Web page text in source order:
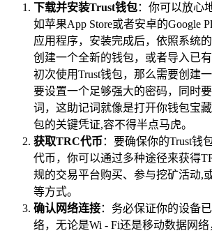
下载并安装Trust钱包：你可以放心
如苹果App Store或者安卓的Google
应用程序，安装完成后，依照系统
创建一个全新的钱包，或者导入已
初次使用Trust钱包，那么需要创建
要设置一个足够强大的密码，同时
词，这助记词就像是打开你钱包宝
包的关键凭证,容不得半点马虎。
获取TRC代币 ：要确保你的Trust钱
代币，你可以通过多种途径来获得
规的交易平台购买、参与挖矿活动,
等方式。
确认网络连接：务必保证你的设备
络，无论是Wi - Fi还是移动数据网